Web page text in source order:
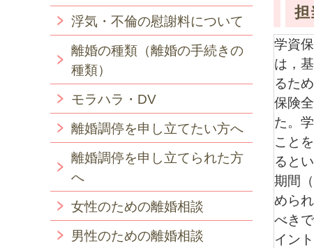
担
学資
は，
るた
保険
た。
こと
ると
期間
めら
べき
イン
浮気・不倫の慰謝料について
離婚の種類（離婚の手続きの
種類）
モラハラ・DV
離婚調停を申し立てたい方へ
離婚調停を申し立てられた方
へ
女性のための離婚相談
男性のための離婚相談